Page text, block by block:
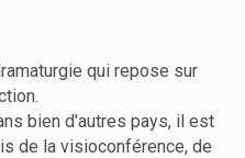
qui repose sur
bien d'autres pays, il est
de la visioconférence, de